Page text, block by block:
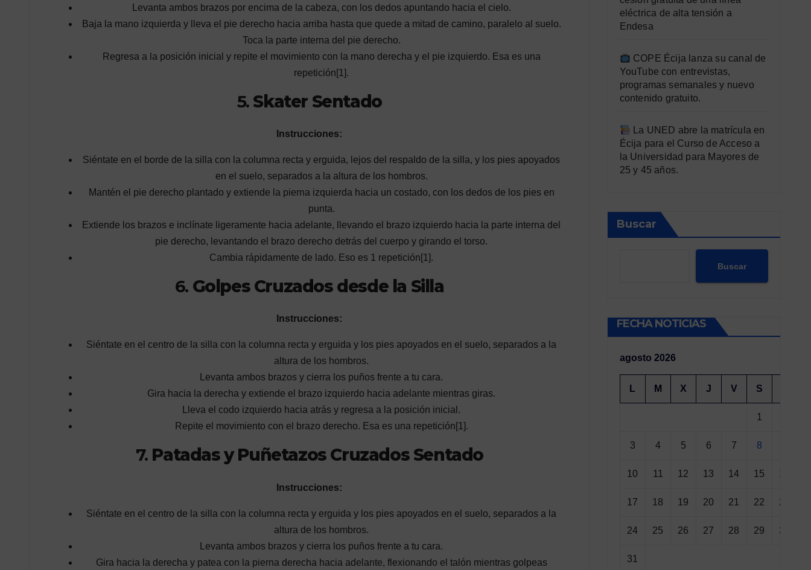
Levanta ambos brazos por encima de la cabeza, con los dedos apuntando hacia el cielo.
Baja la mano izquierda y lleva el pie derecho hacia arriba hasta que quede a mitad de camino, paralelo al suelo.
Toca la parte interna del pie derecho.
Regresa a la posición inicial y repite el movimiento con la mano derecha y el pie izquierdo. Esa es una
repetición[1].
5. Skater Sentado
Instrucciones:
Siéntate en el borde de la silla con la columna recta y erguida, lejos del respaldo de la silla, y los pies apoyados
en el suelo, separados a la altura de los hombros.
Mantén el pie derecho plantado y extiende la pierna izquierda hacia un costado, con los dedos de los pies en
punta.
Extiende los brazos e inclínate ligeramente hacia adelante, llevando el brazo izquierdo hacia la parte interna del
pie derecho, levantando el brazo derecho detrás del cuerpo y girando el torso.
Cambia rápidamente de lado. Eso es 1 repetición[1].
6. Golpes Cruzados desde la Silla
Instrucciones:
Siéntate en el centro de la silla con la columna recta y erguida y los pies apoyados en el suelo, separados a la
altura de los hombros.
Levanta ambos brazos y cierra los puños frente a tu cara.
Gira hacia la derecha y extiende el brazo izquierdo hacia adelante mientras giras.
Lleva el codo izquierdo hacia atrás y regresa a la posición inicial.
Repite el movimiento con el brazo derecho. Esa es una repetición[1].
7. Patadas y Puñetazos Cruzados Sentado
Instrucciones:
Siéntate en el centro de la silla con la columna recta y erguida y los pies apoyados en el suelo, separados a la
altura de los hombros.
Levanta ambos brazos y cierra los puños frente a tu cara.
Gira hacia la derecha y patea con la pierna derecha hacia adelante, flexionando el talón mientras golpeas
eléctrica de alta tensión a
Endesa
COPE Écija lanza su canal de
YouTube con entrevistas,
programas semanales y nuevo
contenido gratuito.
La UNED abre la matrícula en
Écija para el Curso de Acceso a
la Universidad para Mayores de
25 y 45 años.
Buscar
Buscar
FECHA NOTICIAS
agosto 2026
L M X J V S
1
3 4 5 6 7 8
10 11 12 13 14 15 16
17 18 19 20 21 22 23
24 25 26 27 28 29 30
31